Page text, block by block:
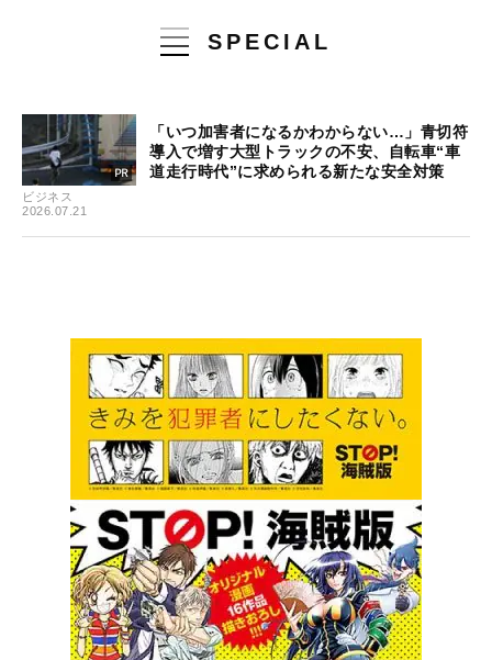
SPECIAL
ビジネス
2026.07.21
「いつ加害者になるかわからない…」青切符
導入で増す大型トラックの不安、自転車“車
道走行時代”に求められる新たな安全対策